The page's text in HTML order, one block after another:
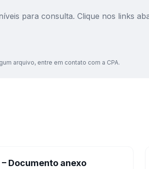
para consulta. Clique nos links
arquivo, entre em contato com a CPA.
– Documento anexo